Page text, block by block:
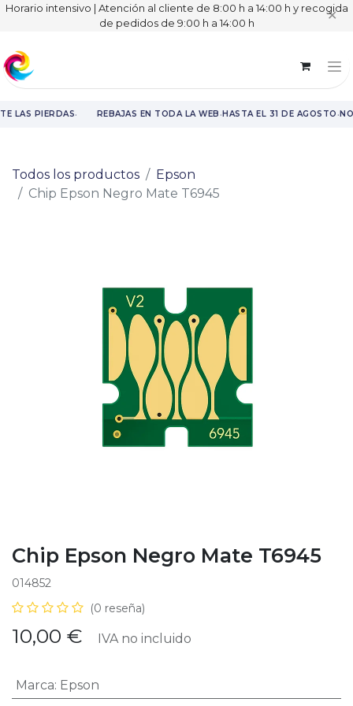
Horario intensivo | Atención al cliente de 8:00 h a 14:00 h y recogida
de pedidos de 9:00 h a 14:00 h
✕
LAS PIERDAS· REBAJAS EN TODA LA WEB· HASTA EL 31 DE AGOSTO·
Todos los productos
Epson
Chip Epson Negro Mate T6945
Chip Epson Negro Mate T6945
014852
(0 reseña)
10,00 € IVA no incluido
Marca: Epson